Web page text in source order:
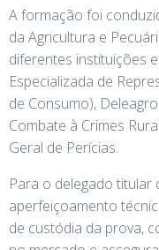
A formação foi
da Agricultura e
diferentes instituições
Especializada de
de Consumo),
Combate à Crimes
Geral de Perícias.
Para o delegado titular
aperfeiçoamento
de custódia da prova,